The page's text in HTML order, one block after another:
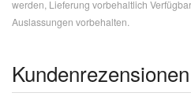
werden, Lieferung vorbehaltlich
Auslassungen vorbehalten.
Kundenrezensionen